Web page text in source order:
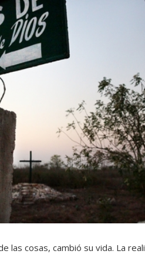
las cosas, cambió su vida. La